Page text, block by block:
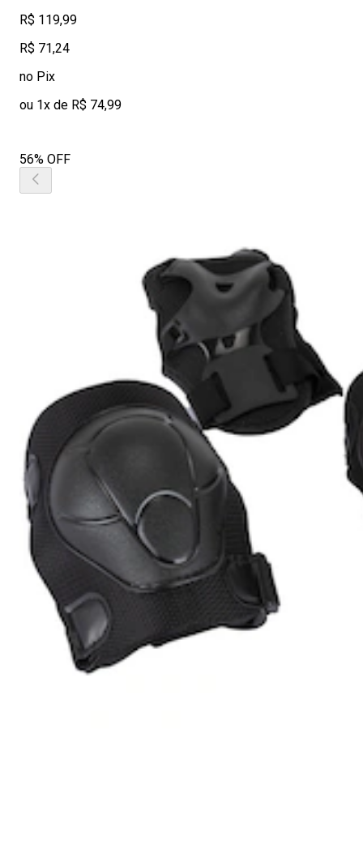
R$ 119,99
R$ 71,24
no Pix
ou 1x de R$ 74,99
56% OFF